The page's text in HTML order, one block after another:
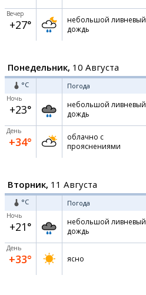
Вечер
+27°
небольшой ливневый
дождь
Понедельник, 10 Августа
°C Погода
Ночь
+23°
небольшой ливневый
дождь
День
+34°
облачно с
прояснениями
Вторник, 11 Августа
°C Погода
Ночь
+21°
небольшой ливневый
дождь
День
+33° ясно